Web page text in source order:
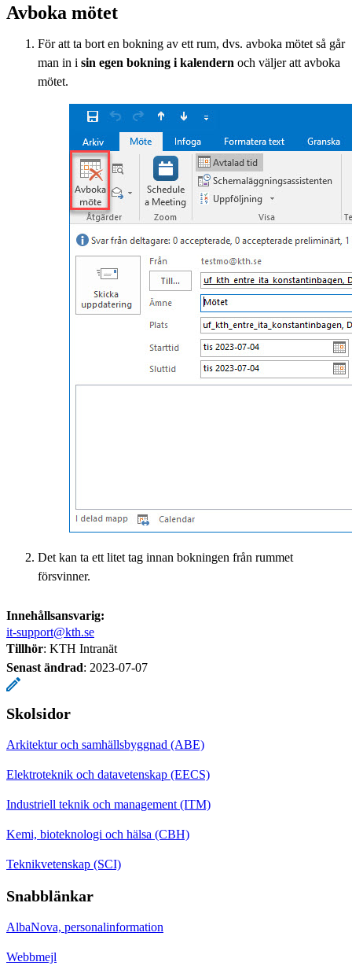
Avboka mötet
För att ta bort en bokning av ett rum, dvs. avboka mötet så går
man in i sin egen bokning i kalendern och väljer att avboka
mötet.
Det kan ta ett litet tag innan bokningen från rummet
försvinner.
Innehållsansvarig:
it-support@kth.se
Tillhör: KTH Intranät
Senast ändrad: 2023-07-07
Skolsidor
Arkitektur och samhällsbyggnad (ABE)
Elektroteknik och datavetenskap (EECS)
Industriell teknik och management (ITM)
Kemi, bioteknologi och hälsa (CBH)
Teknikvetenskap (SCI)
Snabblänkar
AlbaNova, personalinformation
Webbmejl